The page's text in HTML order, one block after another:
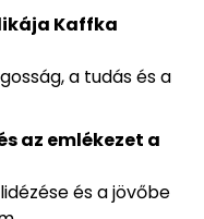
Kaffka
a tudás és a
az emlékezet a
és a jövőbe